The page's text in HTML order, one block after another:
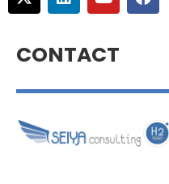
CONTACT